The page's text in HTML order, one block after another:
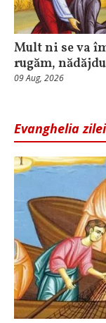
Mult ni se va
rugăm,
09 Aug, 2026
Evanghelia zilei